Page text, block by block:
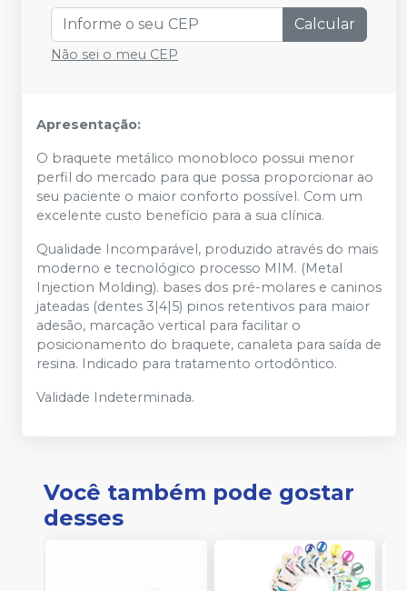
Calcular
Não sei o meu CEP
Apresentação:
O braquete metálico monobloco possui menor
perfil do mercado para que possa proporcionar ao
seu paciente o maior conforto possível. Com um
excelente custo benefício para a sua clínica.
Qualidade Incomparável, produzido através do mais
moderno e tecnológico processo MIM. (Metal
Injection Molding). bases dos pré-molares e caninos
jateadas (dentes 3|4|5) pinos retentivos para maior
adesão, marcação vertical para facilitar o
posicionamento do braquete, canaleta para saída de
resina. Indicado para tratamento ortodôntico.
Validade Indeterminada.
Você também pode gostar
desses